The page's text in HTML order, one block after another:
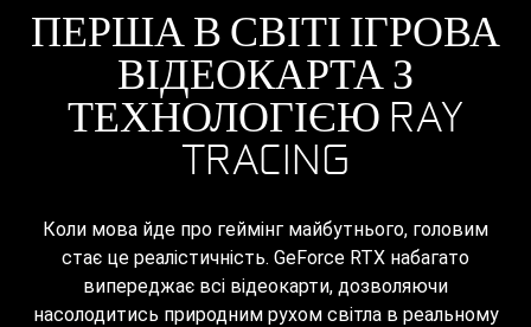
ПЕРША В СВІТІ ІГРОВА
ВІДЕОКАРТА З
ТЕХНОЛОГІЄЮ RAY
TRACING
Коли мова йде про геймінг майбутнього, головим
стає це реалістичність. GeForce RTX набагато
випереджає всі відеокарти, дозволяючи
насолодитись природним рухом світла в реальному